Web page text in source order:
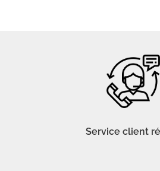
Service client